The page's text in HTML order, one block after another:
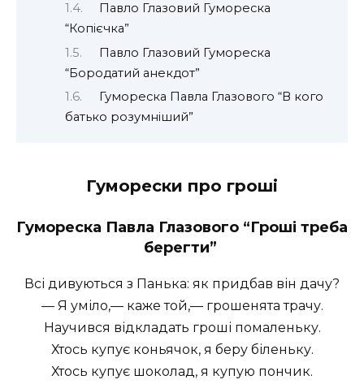
Павло Глазовий Гумореска
“Копієчка”
Павло Глазовий Гумореска
“Бородатий анекдот”
Гумореска Павла Глазового “В кого
батько розумніший”
Гуморески про гроші
Гумореска Павла Глазового “Гроші треба
берегти”
Всі дивуються з Панька: як придбав він дачу?
— Я уміло,— каже той,— грошенята трачу.
Научився відкладать гроші помаленьку.
Хтось купує коньячок, я беру біленьку.
Хтось купує шоколад, я купую пончик.